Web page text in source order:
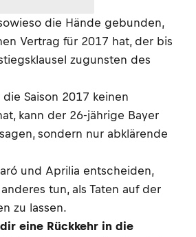
die Hände gebunden,
Vertrag für 2017 hat, der bis
zugunsten des
Saison 2017 keinen
kann der 26-jährige Bayer
sondern nur abklärende
und Aprilia entscheiden,
tun, als Taten auf der
zu lassen.
eine Rückkehr in die